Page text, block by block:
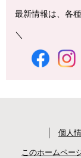
最新情報は、各
＼
個人
このホームペー